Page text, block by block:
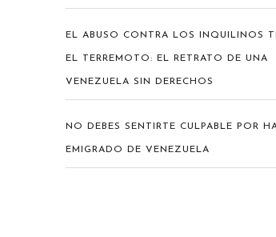
EL ABUSO CONTRA LOS INQUILINOS
EL TERREMOTO: EL RETRATO DE UNA
VENEZUELA SIN DERECHOS
NO DEBES SENTIRTE CULPABLE POR
EMIGRADO DE VENEZUELA